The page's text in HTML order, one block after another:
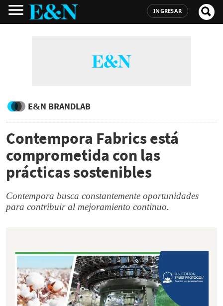
INGRESAR
E&N BRANDLAB
Contempora Fabrics está
comprometida con las
prácticas sostenibles
Contempora busca constantemente oportunidades
para contribuir al mejoramiento continuo.